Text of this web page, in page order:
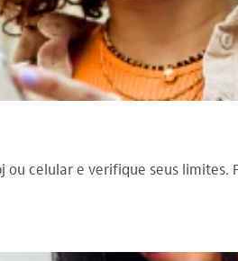
celular e verifique seus limites.